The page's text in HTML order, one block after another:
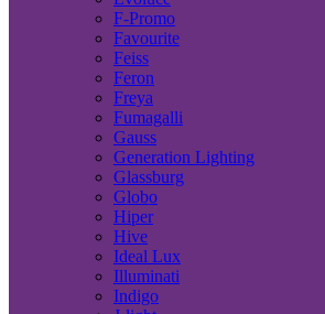
F-Promo
Favourite
Feiss
Feron
Freya
Fumagalli
Gauss
Generation Lighting
Glassburg
Globo
Hiper
Hive
Ideal Lux
Illuminati
Indigo